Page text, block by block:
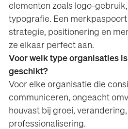
elementen zoals logo-
typografie. Een
strategie, positionering en
ze elkaar perfect aan.
Voor welk type organisaties
geschikt?
Voor elke organisatie die
communiceren, ongeacht
houvast bij groei,
professionalisering.